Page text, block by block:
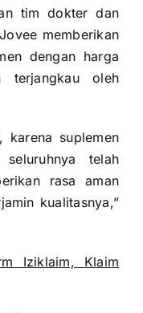
tim dokter dan
memberikan
dengan harga
terjangkau oleh
karena suplemen
telah
rasa aman
kualitasnya,”
Iziklaim, Klaim